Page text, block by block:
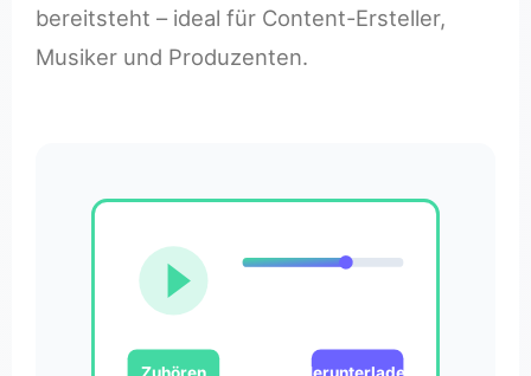
bereitsteht – ideal für Content-Ersteller,
Musiker und Produzenten.